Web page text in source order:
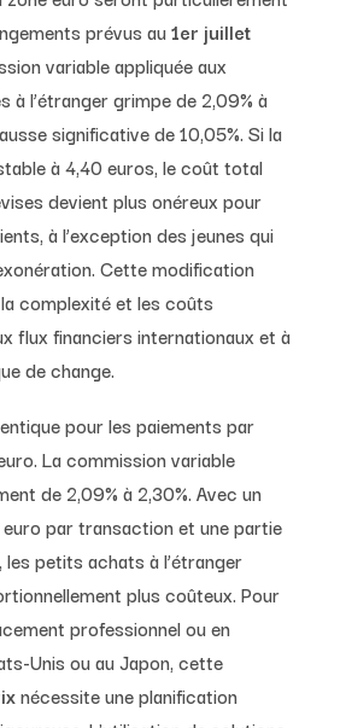
prévus au 1er juillet
variable appliquée aux
à l’étranger grimpe de 2,09% à
significative de 10,05%. Si la
à 4,40 euros, le coût total
devient plus onéreux pour
à l’exception des jeunes qui
Cette modification
complexité et les coûts
flux financiers internationaux et à
de change.
pour les paiements par
La commission variable
de 2,09% à 2,30%. Avec un
par transaction et une partie
petits achats à l’étranger
plus coûteux. Pour
professionnel ou en
Unis ou au Japon, cette
nécessite une planification